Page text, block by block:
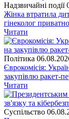
Надзвичайні події
Жінка втратила
гінеколог
Читати
Полiтика
Єврокомісія:
закупівлю ракет-
Читати
Суспiльство